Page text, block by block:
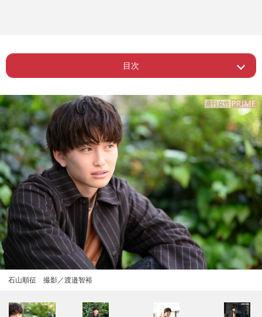
目次
Page 1 ー “令和を抱いた男”になりたい
石山順征 撮影／渡邉智裕